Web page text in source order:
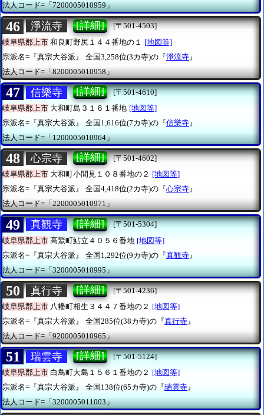
法人コード=「7200005010959」
46 淨流寺 [詳細]
[〒501-4503]
岐阜県郡上市 和良町野尻１４４番地の１
[地図等]
宗派名=『真宗大谷派』
全国3,258位(3カ寺)の『淨流寺 』
法人コード=「8200005010958」
47 信樂寺 [詳細]
[〒501-4610]
岐阜県郡上市 大和町島３１６１番地 [地図等]
宗派名=『真宗大谷派』
全国1,616位(7カ寺)の『信樂寺』
法人コード=「1200005010964」
48 心宗寺 [詳細]
[〒501-4602]
岐阜県郡上市 大和町小間見１０８番地の２ [地図等]
宗派名=『真宗大谷派』
全国4,418位(2カ寺)の『心宗寺』
法人コード=「2200005010971」
49 真観寺 [詳細]
[〒501-5304]
岐阜県郡上市 高鷲町鮎立４０５６番地 [地図等]
宗派名=『真宗大谷派』
全国1,292位(9カ寺)の『真観寺 』
法人コード=「3200005010995」
50 真行寺 [詳細]
[〒501-4236]
岐阜県郡上市 八幡町相生３４４７番地の２ [地図等]
宗派名=『真宗大谷派』
全国285位(38カ寺)の『真行寺』
法人コード=「9200005010965」
51 瑞雲寺 [詳細]
[〒501-5124]
岐阜県郡上市 白鳥町大島１５６１番地の２ [地図等]
宗派名=『真宗大谷派』
全国138位(65カ寺)の『瑞雲寺』
法人コード=「3200005011003」